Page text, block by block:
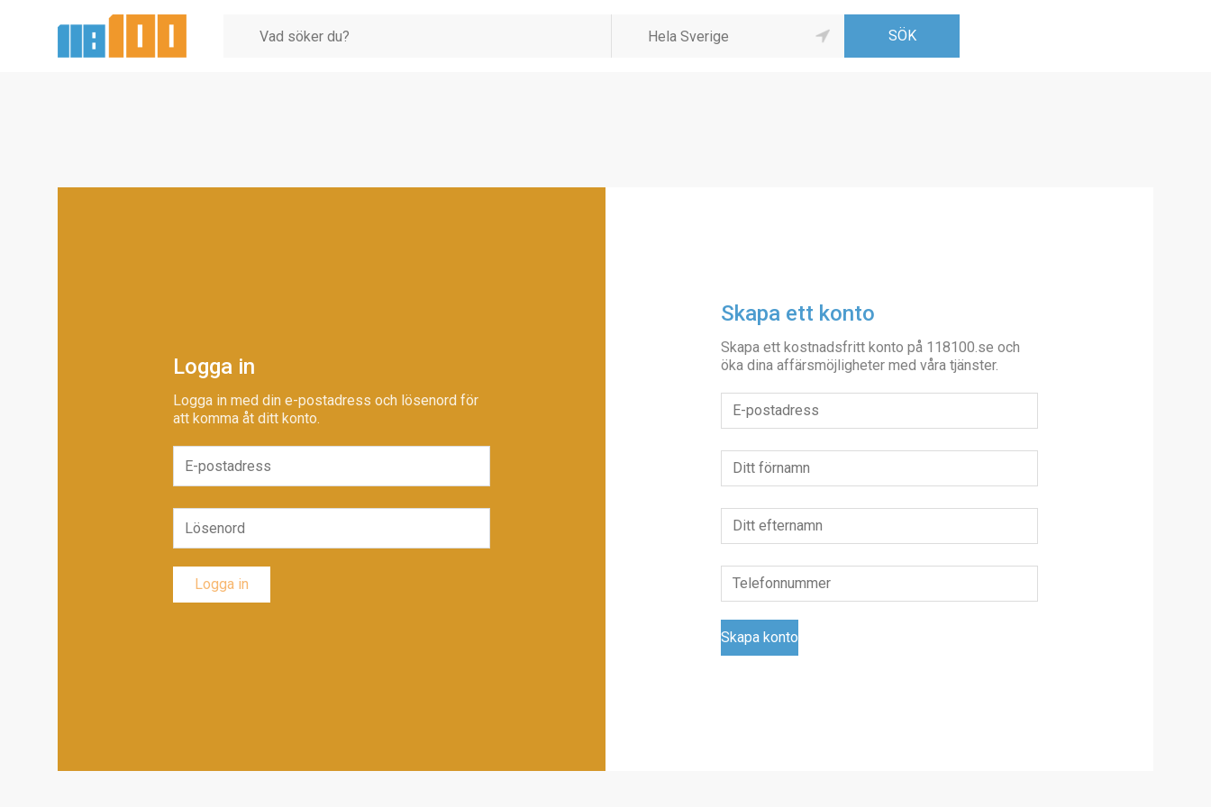
Logga in
Logga in med din e-postadress och lösenord för
att komma åt ditt konto.
Skapa ett konto
Skapa ett kostnadsfritt konto på 118100.se och
öka dina affärsmöjligheter med våra tjänster.